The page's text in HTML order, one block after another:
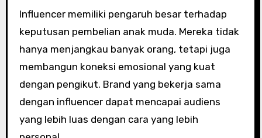
Influencer memiliki pengaruh besar terhadap
keputusan pembelian anak muda. Mereka tidak
hanya menjangkau banyak orang, tetapi juga
membangun koneksi emosional yang kuat
dengan pengikut. Brand yang bekerja sama
dengan influencer dapat mencapai audiens
yang lebih luas dengan cara yang lebih